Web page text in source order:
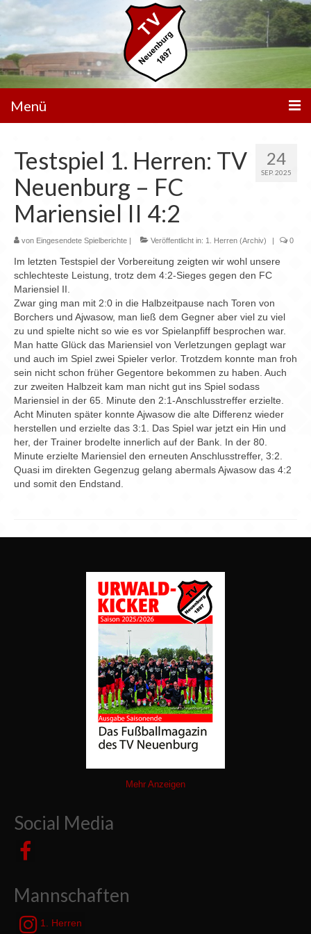
Menü
Spielbetrieb
Mannschaften
Sportanlagen
Sponsoren
Chronik
Archiv
24
SEP. 2025
Testspiel 1. Herren: TV
Neuenburg – FC
Mariensiel II 4:2
von Eingesendete Spielberichte | Veröffentlicht in: 1. Herren (Archiv) | 0
Im letzten Testspiel der Vorbereitung zeigten wir wohl unsere
schlechteste Leistung, trotz dem 4:2-Sieges gegen den FC
Mariensiel II.
Zwar ging man mit 2:0 in die Halbzeitpause nach Toren von
Borchers und Ajwasow, man ließ dem Gegner aber viel zu viel
zu und spielte nicht so wie es vor Spielanpfiff besprochen war.
Man hatte Glück das Mariensiel von Verletzungen geplagt war
und auch im Spiel zwei Spieler verlor. Trotzdem konnte man froh
sein nicht schon früher Gegentore bekommen zu haben. Auch
zur zweiten Halbzeit kam man nicht gut ins Spiel sodass
Mariensiel in der 65. Minute den 2:1-Anschlusstreffer erzielte.
Acht Minuten später konnte Ajwasow die alte Differenz wieder
herstellen und erzielte das 3:1. Das Spiel war jetzt ein Hin und
her, der Trainer brodelte innerlich auf der Bank. In der 80.
Minute erzielte Mariensiel den erneuten Anschlusstreffer, 3:2.
Quasi im direkten Gegenzug gelang abermals Ajwasow das 4:2
und somit den Endstand.
Mehr Anzeigen
Social Media
Mannschaften
1. Herren